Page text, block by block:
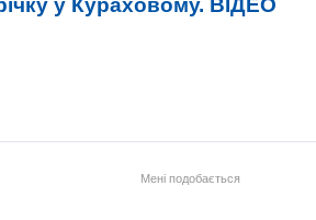
у Кураховому. ВIДЕО
Мені подобається